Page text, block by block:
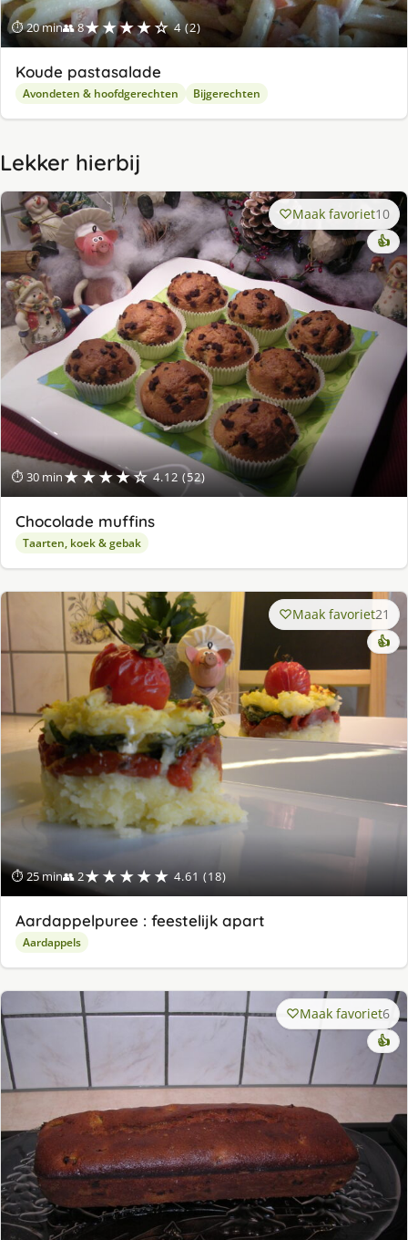
⏱ 20 min👥 8★★★★☆ 4 (2)
Koude pastasalade
Avondeten & hoofdgerechten Bijgerechten
Lekker hierbij
⏱ 30 min★★★★☆ 4.12 (52)
Maak favoriet10
👍
Chocolade muffins
Taarten, koek & gebak
⏱ 25 min👥 2★★★★★ 4.61 (18)
Maak favoriet21
👍
Aardappelpuree : feestelijk apart
Aardappels
Maak favoriet6
👍